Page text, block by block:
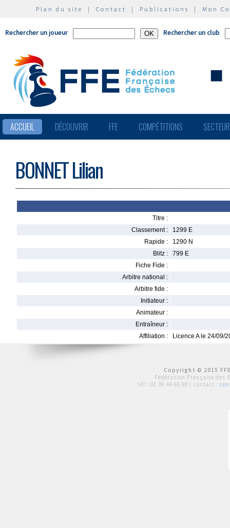
Plan du site | Contact | Publications | Mon
Rechercher un joueur Rechercher un club
ACCUEIL DÉCOUVRIR FFE COMPÉTITIONS
BONNET Lilian
Titre :
Classement :
1299 E
Rapide :
1290 N
Blitz :
799 E
Fiche Fide :
Arbitre national :
Arbitre fide :
Initiateur :
Animateur :
Entraîneur :
Affiliation :
Licence A le 24/09/
Copyright © 2015
Fédération Française des
tél : 01 39 44 65 80 | contact :